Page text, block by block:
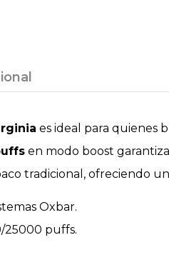
es ideal para quienes
en modo boost
tradicional, ofreciendo
Oxbar.
25000 puffs.